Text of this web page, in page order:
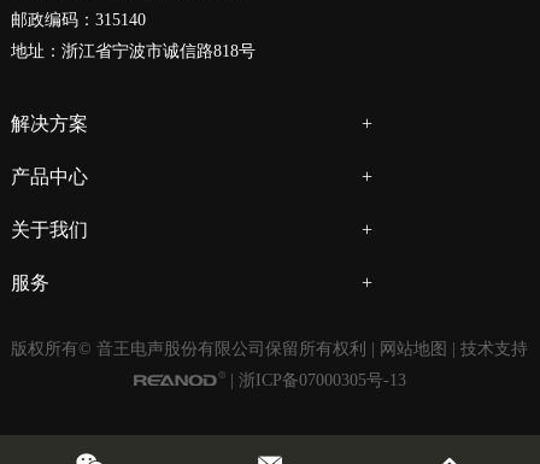
邮政编码：315140
地址：浙江省宁波市诚信路818号
解决方案
产品中心
关于我们
服务
版权所有© 音王电声股份有限公司保留所有权利 | 网站地图
| 技术支持
浙ICP备07000305号-13